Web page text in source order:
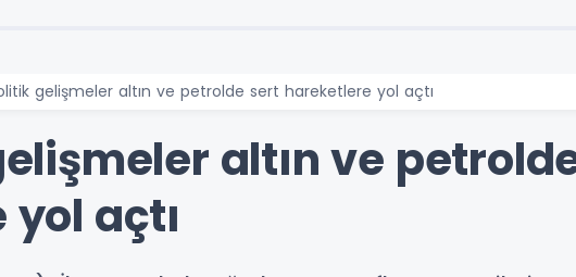
gelişmeler altın ve petrolde sert hareketlere yol açtı
altın ve
açtı